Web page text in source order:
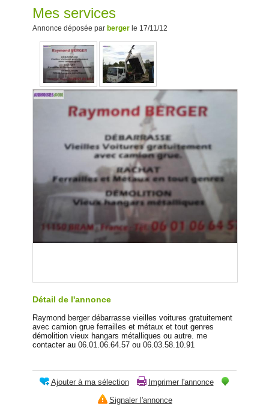
Mes services
Annonce déposée par berger le 17/11/12
Détail de l'annonce
Raymond berger débarrasse vieilles voitures gratuitement
avec camion grue ferrailles et métaux et tout genres
démolition vieux hangars métalliques ou autre. me
contacter au 06.01.06.64.57 ou 06.03.58.10.91
Ajouter à ma sélection
Imprimer l'annonce
Signaler l'annonce